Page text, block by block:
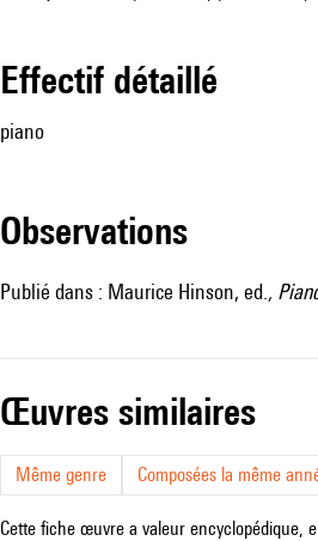
effectif détaillé
piano
observations
Publié dans : Maurice Hinson, ed. ,
œuvres similaires
Même genre Composées la même
Cette fiche œuvre a valeur encyclopédique,